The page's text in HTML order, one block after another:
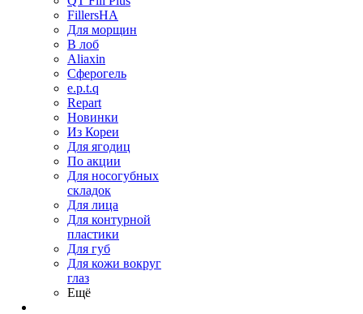
FillersHA
Для морщин
В лоб
Aliaxin
Сферогель
e.p.t.q
Repart
Новинки
Из Кореи
Для ягодиц
По акции
Для носогубных
складок
Для лица
Для контурной
пластики
Для губ
Для кожи вокруг
глаз
Ещё